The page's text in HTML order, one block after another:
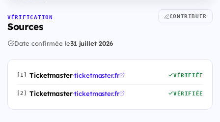
VÉRIFICATION
Sources
CONTRIBUER
Date confirmée le31 juillet 2026
[1] Ticketmaster·ticketmaster.fr VÉRIFIÉE
[2] Ticketmaster·ticketmaster.fr VÉRIFIÉE